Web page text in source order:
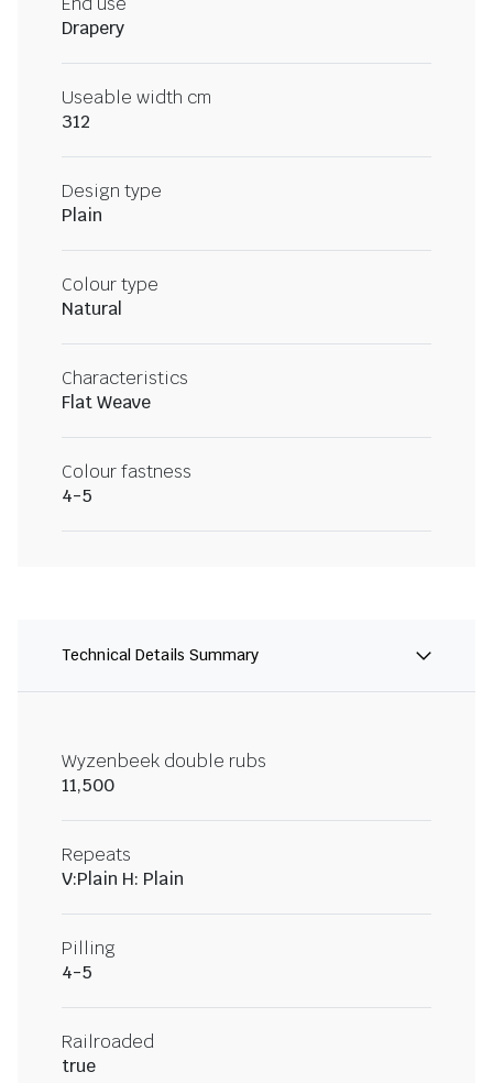
Drapery
Useable width cm
312
Design type
Plain
Colour type
Natural
Characteristics
Flat Weave
Colour fastness
4-5
Technical Details Summary
Wyzenbeek double rubs
11,500
Repeats
V:Plain H: Plain
Pilling
4-5
Railroaded
true